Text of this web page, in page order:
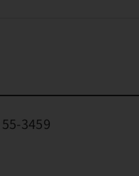
55-3459